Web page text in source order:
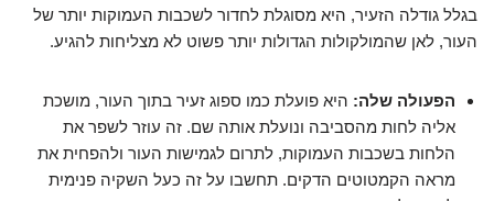
בגלל גודלה הזעיר, היא מסוגלת לחדור לשכבות העמוקות יותר של
העור, לאן שהמולקולות הגדולות יותר פשוט לא מצליחות להגיע.
הפעולה שלה: היא פועלת כמו ספוג זעיר בתוך העור, מושכת
אליה לחות מהסביבה ונועלת אותה שם. זה עוזר לשפר את
הלחות בשכבות העמוקות, לתרום לגמישות העור ולהפחית את
מראה הקמטוטים הדקים. תחשבו על זה כעל השקיה פנימית